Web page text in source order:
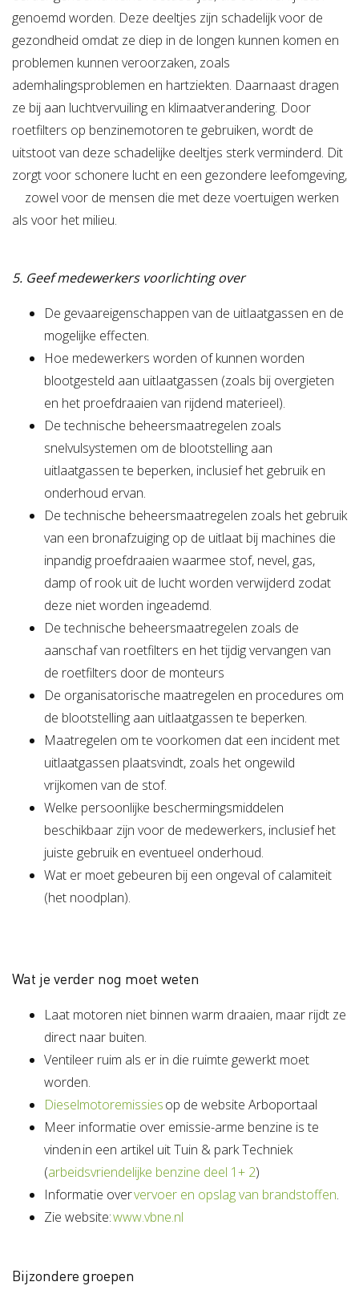
genoemd worden. Deze deeltjes zijn schadelijk voor de
gezondheid omdat ze diep in de longen kunnen komen en
problemen kunnen veroorzaken, zoals
ademhalingsproblemen en hartziekten. Daarnaast dragen
ze bij aan luchtvervuiling en klimaatverandering. Door
roetfilters op benzinemotoren te gebruiken, wordt de
uitstoot van deze schadelijke deeltjes sterk verminderd. Dit
zorgt voor schonere lucht en een gezondere leefomgeving,
zowel voor de mensen die met deze voertuigen werken
als voor het milieu.
5. Geef medewerkers voorlichting over
De gevaareigenschappen van de uitlaatgassen en de
mogelijke effecten.
Hoe medewerkers worden of kunnen worden
blootgesteld aan uitlaatgassen (zoals bij overgieten
en het proefdraaien van rijdend materieel).
De technische beheersmaatregelen zoals
snelvulsystemen om de blootstelling aan
uitlaatgassen te beperken, inclusief het gebruik en
onderhoud ervan.
De technische beheersmaatregelen zoals het gebruik
van een bronafzuiging op de uitlaat bij machines die
inpandig proefdraaien waarmee stof, nevel, gas,
damp of rook uit de lucht worden verwijderd zodat
deze niet worden ingeademd.
De technische beheersmaatregelen zoals de
aanschaf van roetfilters en het tijdig vervangen van
de roetfilters door de monteurs
De organisatorische maatregelen en procedures om
de blootstelling aan uitlaatgassen te beperken.
Maatregelen om te voorkomen dat een incident met
uitlaatgassen plaatsvindt, zoals het ongewild
vrijkomen van de stof.
Welke persoonlijke beschermingsmiddelen
beschikbaar zijn voor de medewerkers, inclusief het
juiste gebruik en eventueel onderhoud.
Wat er moet gebeuren bij een ongeval of calamiteit
(het noodplan).
Wat je verder nog moet weten
Laat motoren niet binnen warm draaien, maar rijdt ze
direct naar buiten.
Ventileer ruim als er in die ruimte gewerkt moet
worden.
Dieselmotoremissiesop de website Arboportaal
Meer informatie over emissie-arme benzine is te
vinden in een artikel uit Tuin & park Techniek
(arbeidsvriendelijke benzine deel 1+ 2)
Informatie oververvoer en opslag van brandstoffen.
Zie website:www.vbne.nl
Bijzondere groepen